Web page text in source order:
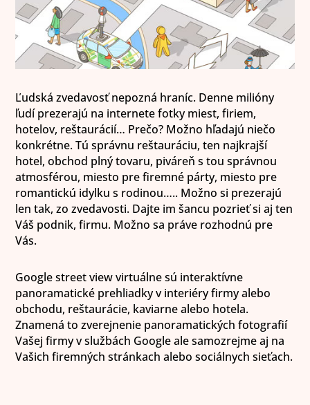
Ľudská zvedavosť nepozná hraníc. Denne milióny
ľudí prezerajú na internete fotky miest, firiem,
hotelov, reštaurácií… Prečo? Možno hľadajú niečo
konkrétne. Tú správnu reštauráciu, ten najkrajší
hotel, obchod plný tovaru, piváreň s tou správnou
atmosférou, miesto pre firemné párty, miesto pre
romantickú idylku s rodinou….. Možno si prezerajú
len tak, zo zvedavosti. Dajte im šancu pozrieť si aj ten
Váš podnik, firmu. Možno sa práve rozhodnú pre
Vás.
Google street view virtuálne sú interaktívne
panoramatické prehliadky v interiéry firmy alebo
obchodu, reštaurácie, kaviarne alebo hotela.
Znamená to zverejnenie panoramatických fotografií
Vašej firmy v službách Google ale samozrejme aj na
Vašich firemných stránkach alebo sociálnych sieťach.